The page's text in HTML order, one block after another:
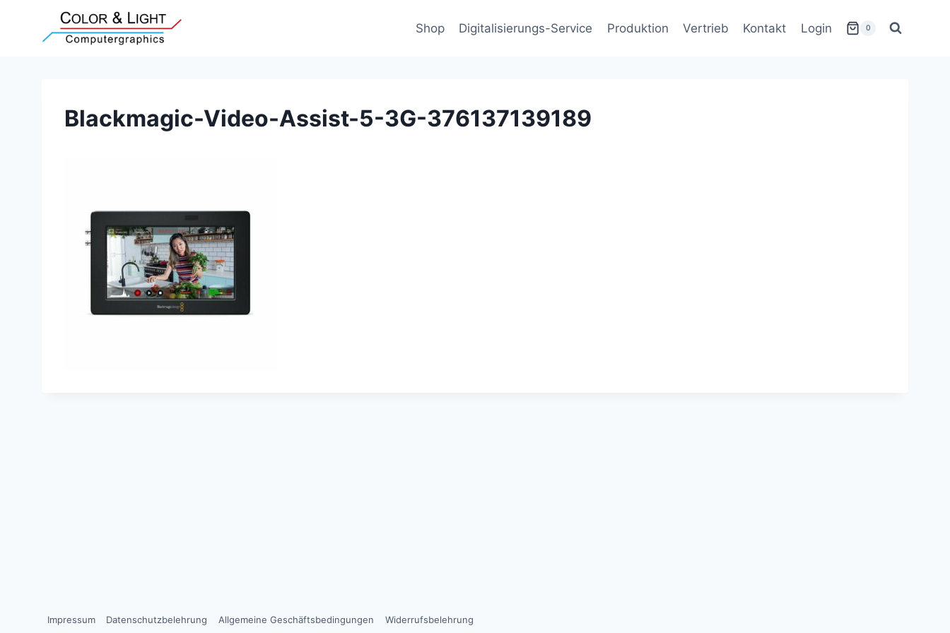
springen
Shop Digitalisierungs-Service Produktion Vertrieb Kontakt Login 0
Blackmagic-Video-Assist-5-3G-376137139189
Impressum Datenschutzbelehrung Allgemeine Geschäftsbedingungen Widerrufsbelehrung